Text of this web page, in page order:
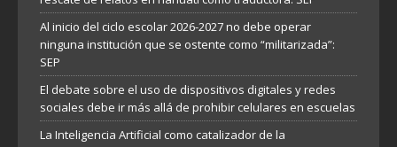
Al inicio del ciclo escolar 2026-2027 no debe operar
ninguna institución que se ostente como “militarizada”:
SEP
El debate sobre el uso de dispositivos digitales y redes
sociales debe ir más allá de prohibir celulares en escuelas
La Inteligencia Artificial como catalizador de la